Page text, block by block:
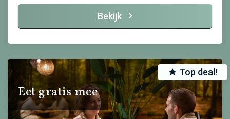
Bekijk
Eet gratis mee
Top deal!